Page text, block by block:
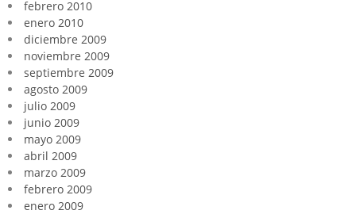
febrero 2010
enero 2010
diciembre 2009
noviembre 2009
septiembre 2009
agosto 2009
julio 2009
junio 2009
mayo 2009
abril 2009
marzo 2009
febrero 2009
enero 2009